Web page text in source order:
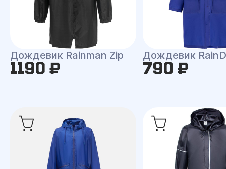
Дождевик Rainman Zip
1190 ₽
Дождевик
790 ₽